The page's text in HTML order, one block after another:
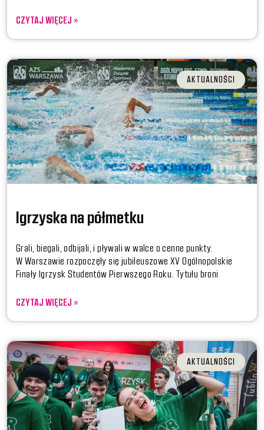
CZYTAJ WIĘCEJ »
AKTUALNOŚCI
Igrzyska na półmetku
Grali, biegali, odbijali, i pływali w walce o cenne punkty.
W Warszawie rozpoczęły się jubileuszowe XV Ogólnopolskie
Finały Igrzysk Studentów Pierwszego Roku. Tytułu broni
CZYTAJ WIĘCEJ »
AKTUALNOŚCI